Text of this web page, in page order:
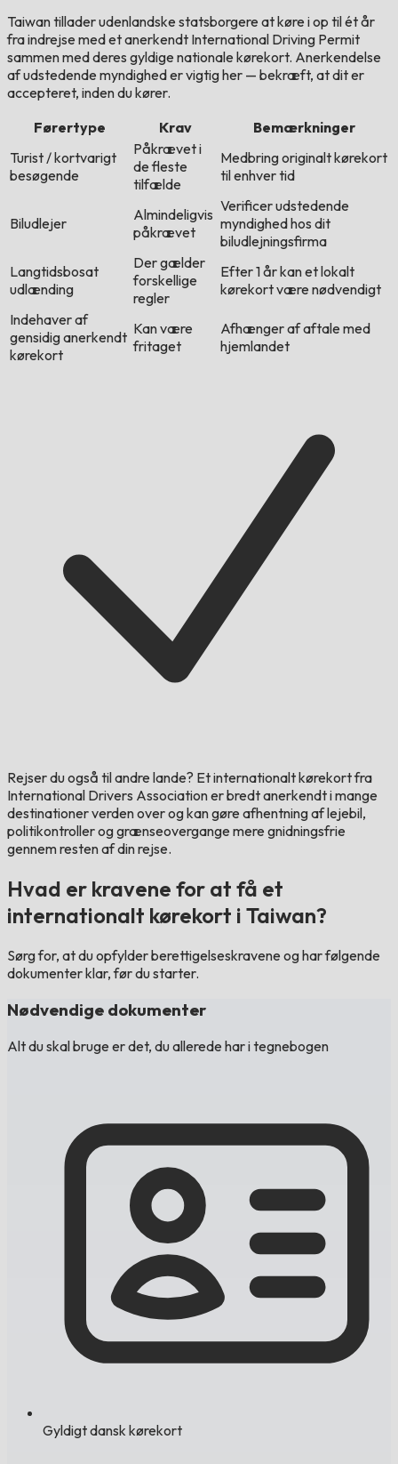
Taiwan tillader udenlandske statsborgere at køre i op til ét år
fra indrejse med et anerkendt International Driving Permit
sammen med deres gyldige nationale kørekort. Anerkendelse
af udstedende myndighed er vigtig her — bekræft, at dit er
accepteret, inden du kører.
Førertype
Krav
Bemærkninger
Turist / kortvarigt
besøgende
Påkrævet i
de fleste
tilfælde
Medbring originalt kørekort
til enhver tid
Biludlejer
Almindeligvis
påkrævet
Verificer udstedende
myndighed hos dit
biludlejningsfirma
Langtidsbosat
udlænding
Der gælder
forskellige
regler
Efter 1 år kan et lokalt
kørekort være nødvendigt
Indehaver af
gensidig anerkendt
kørekort
Kan være
fritaget
Afhænger af aftale med
hjemlandet
Rejser du også til andre lande? Et internationalt kørekort fra
International Drivers Association er bredt anerkendt i mange
destinationer verden over og kan gøre afhentning af lejebil,
politikontroller og grænseovergange mere gnidningsfrie
gennem resten af din rejse.
Hvad er kravene for at få et
internationalt kørekort i Taiwan?
Sørg for, at du opfylder berettigelseskravene og har følgende
dokumenter klar, før du starter.
Nødvendige dokumenter
Alt du skal bruge er det, du allerede har i tegnebogen
Gyldigt dansk kørekort